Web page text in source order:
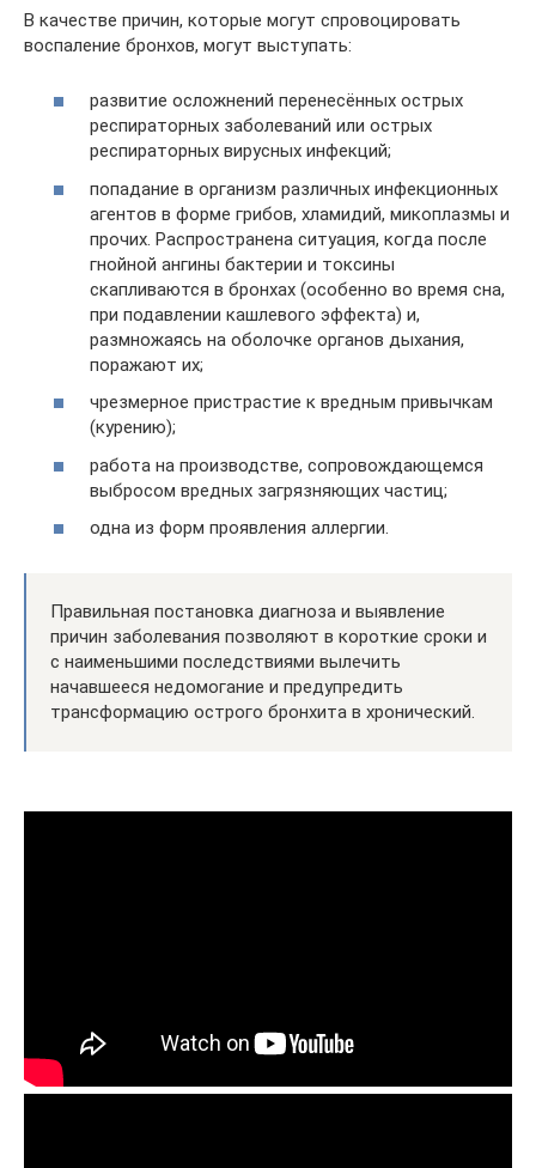
В качестве причин, которые могут спровоцировать
воспаление бронхов, могут выступать:
развитие осложнений перенесённых острых
респираторных заболеваний или острых
респираторных вирусных инфекций;
попадание в организм различных инфекционных
агентов в форме грибов, хламидий, микоплазмы и
прочих. Распространена ситуация, когда после
гнойной ангины бактерии и токсины
скапливаются в бронхах (особенно во время сна,
при подавлении кашлевого эффекта) и,
размножаясь на оболочке органов дыхания,
поражают их;
чрезмерное пристрастие к вредным привычкам
(курению);
работа на производстве, сопровождающемся
выбросом вредных загрязняющих частиц;
одна из форм проявления аллергии.
Правильная постановка диагноза и выявление
причин заболевания позволяют в короткие сроки и
с наименьшими последствиями вылечить
начавшееся недомогание и предупредить
трансформацию острого бронхита в хронический.